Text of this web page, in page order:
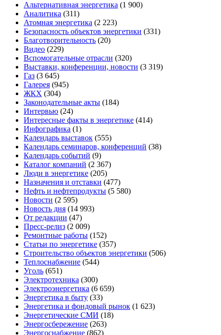
Альтернативная энергетика (1 900)
Аналитика (311)
Атомная энергетика (2 223)
Безопасность объектов энергетики (331)
Благотворительность (20)
Видео (229)
Вспомогательные отрасли (320)
Выставки, конференции, новости (3 319)
Газ (3 645)
Галерея (945)
ЖКХ (304)
Законодательные акты (184)
Интервью (24)
Интересные факты в энергетике (414)
Инфографика (1)
Календарь выставок (555)
Календарь семинаров, конференций (38)
Календарь событий (9)
Каталог компаний (2 367)
Люди в энергетике (205)
Назначения и отставки (477)
Нефть и нефтепродукты (5 580)
Новости (2 595)
Новость дня (14 993)
От редакции (47)
Пресс-релиз (2 009)
Ремонтные работы (152)
Статьи по энергетике (357)
Строительство объектов энергетики (506)
Теплоснабжение (544)
Уголь (651)
Электротехника (300)
Электроэнергетика (6 659)
Энергетика в быту (33)
Энергетика и фондовый рынок (1 623)
Энергетические СМИ (18)
Энергосбережение (263)
Энергоснабжение (862)